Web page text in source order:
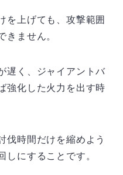
を上げても、攻撃範囲
きません。
遅く、ジャイアントバ
強化した火力を出す時
伐時間だけを縮めよう
しにすることです。